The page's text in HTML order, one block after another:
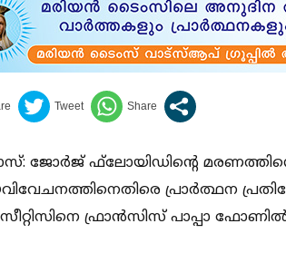
ജോര്‍ജ് ഫ്‌ലോയിഡിന്റെ
പ്രാര്‍ത്ഥന
ഫ്രാന്‍സിസ് പാപ്പാ ഫോണില്‍